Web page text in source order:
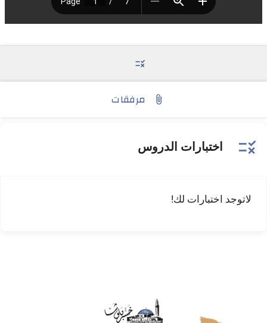
rule
attach_file
rule اختبارات الدروس
لاتوجد اختبارات لك!